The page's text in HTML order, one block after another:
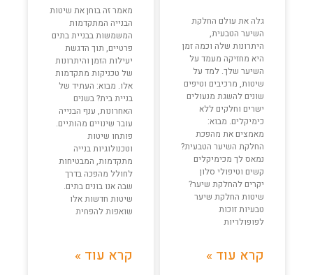
גלה את עולם החלקת
השיער הטבעית,
היתרונות שלה וכמה זמן
היא מחזיקה מעמד על
השיער שלך. למד על
שיטות, מרכיבים וטיפים
שונים להשגת מנעולים
ישרים וחלקים ללא
כימיקלים. מבוא:
מאמצים את מהפכת
החלקת השיער הטבעית?
נמאס לך מכימיקלים
קשים וטיפולי סלון
יקרים להחלקת שיער?
שיטות החלקת שיער
טבעיות זוכות
לפופולריות
קרא עוד »
מאמר זה בוחן את שיטות
הבנייה המתקדמות
המשמשות בבניית בתים
פרטיים, תוך הדגשת
יעילות הזמן והיתרונות
של טכניקות מתקדמות
אלו. מבוא: העתיד של
בניית בית? בשנים
האחרונות, ענף הבנייה
עובר שינויים מהותיים.
פותחו שיטות
וטכנולוגיות בנייה
מתקדמות, המבטיחות
לחולל מהפכה בדרך
שבה אנו בונים בתים.
שיטות חדשות אלו
שואפות להפחית
קרא עוד »